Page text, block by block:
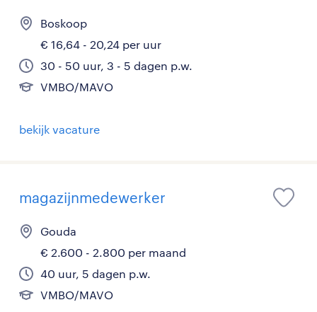
Boskoop
€ 16,64 - 20,24 per uur
30 - 50 uur, 3 - 5 dagen p.w.
VMBO/MAVO
bekijk vacature
magazijnmedewerker
Gouda
€ 2.600 - 2.800 per maand
40 uur, 5 dagen p.w.
VMBO/MAVO